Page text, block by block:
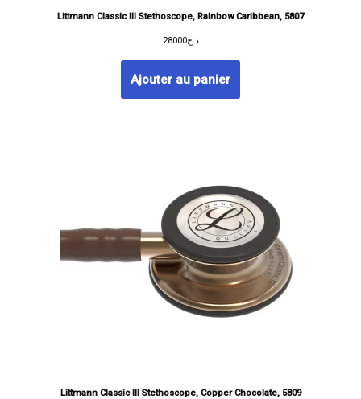
Littmann Classic III Stethoscope, Rainbow Caribbean, 5807
د.ج28000
Ajouter au panier
Littmann Classic III Stethoscope, Copper Chocolate, 5809